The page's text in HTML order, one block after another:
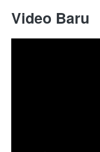
Video Baru